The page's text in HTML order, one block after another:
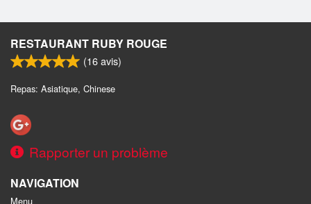
RESTAURANT RUBY ROUGE
(16avis)
Repas: Asiatique, Chinese
Rapporter un problème
NAVIGATION
Menu